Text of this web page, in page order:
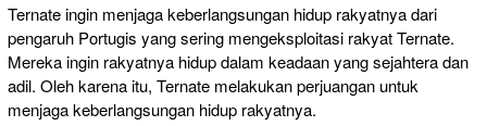
Ternate ingin menjaga keberlangsungan hidup rakyatnya dari
pengaruh Portugis yang sering mengeksploitasi rakyat Ternate.
Mereka ingin rakyatnya hidup dalam keadaan yang sejahtera dan
adil. Oleh karena itu, Ternate melakukan perjuangan untuk
menjaga keberlangsungan hidup rakyatnya.